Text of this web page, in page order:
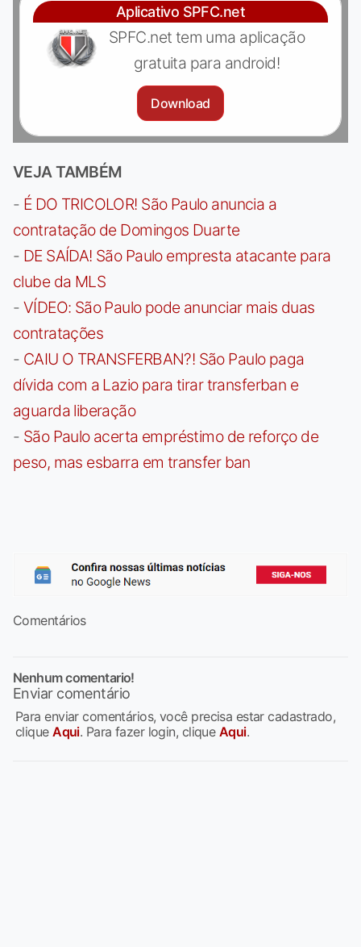
Aplicativo SPFC.net
SPFC.net tem uma aplicação
gratuita para android!
Download
VEJA TAMBÉM
- É DO TRICOLOR! São Paulo anuncia a
contratação de Domingos Duarte
- DE SAÍDA! São Paulo empresta atacante para
clube da MLS
- VÍDEO: São Paulo pode anunciar mais duas
contratações
- CAIU O TRANSFERBAN?! São Paulo paga
dívida com a Lazio para tirar transferban e
aguarda liberação
- São Paulo acerta empréstimo de reforço de
peso, mas esbarra em transfer ban
Comentários
Nenhum comentario!
Enviar comentário
Para enviar comentários, você precisa estar cadastrado,
cliqueAqui. Para fazer login, clique Aqui.